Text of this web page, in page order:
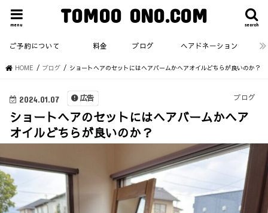
TOMOO ONO.COM search
menu
ご予約について 料金 ブログ ヘアドネーション
HOME ブログ ショートヘアのセットにはヘアバームかヘアオイルどちらが良いのか？
ブログ
2024.01.07 広告
ショートヘアのセットにはヘアバームかヘア
オイルどちらが良いのか？